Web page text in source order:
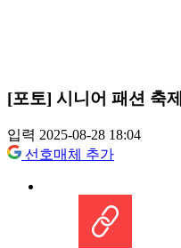
[포토] 시니어 패션 축
입력 2025-08-28 18:04
선호매체 추가